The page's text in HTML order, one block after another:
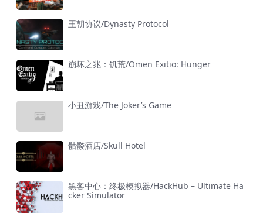
王朝协议/Dynasty Protocol
崩坏之兆：饥荒/Omen Exitio: Hunger
小丑游戏/The Joker’s Game
骷髅酒店/Skull Hotel
黑客中心：终极模拟器/HackHub – Ultimate Ha
cker Simulator